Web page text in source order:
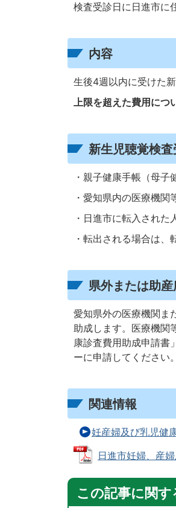
検査受診日に日進市に
内容
生後4週以内に受けた
上限を超えた費用につ
新生児聴覚検
・親子健康手帳（母子
・愛知県内の医療機関
・日進市に転入された
・転出される場合は、
県外または助
愛知県外の医療機関ま
助成します。医療機関
康診査費用助成申請書
ーに申請してください。
関連情報
妊産婦及び乳児健
日進市妊婦、産
この記事に関